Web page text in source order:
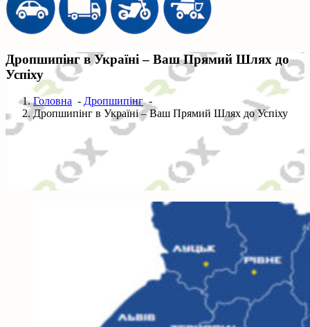
Дропшипінг в Україні – Ваш Прямий Шлях до
Успіху
Головна - Дропшипінг-
Дропшипінг в Україні – Ваш Прямий Шлях до Успіху